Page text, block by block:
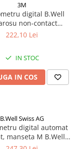
3M
digital B.Well
non-contact
MED-3000
222,10 Lei
IN STOC
IN COS
B.Well Swiss AG
digital automat
manseta M B.Well
33 Zephyr Labs